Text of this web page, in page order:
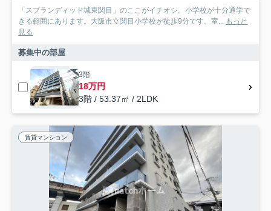
「スプランディッド城東関目」のここがイチオシ。小学校が十分通学で
きる範囲にあります。大阪市立関目小学校が徒歩9分です。室... もっと
見る
募集中の部屋
3階
18万円
3階 / 53.37㎡ / 2LDK
賃貸マンション